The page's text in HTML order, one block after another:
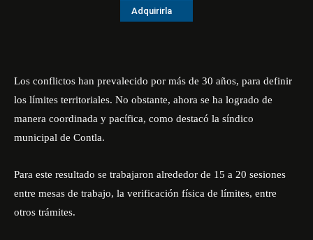
Adquirirla
Los conflictos han prevalecido por más de 30 años, para definir
los límites territoriales. No obstante, ahora se ha logrado de
manera coordinada y pacífica, como destacó la síndico
municipal de Contla.
Para este resultado se trabajaron alrededor de 15 a 20 sesiones
entre mesas de trabajo, la verificación física de límites, entre
otros trámites.